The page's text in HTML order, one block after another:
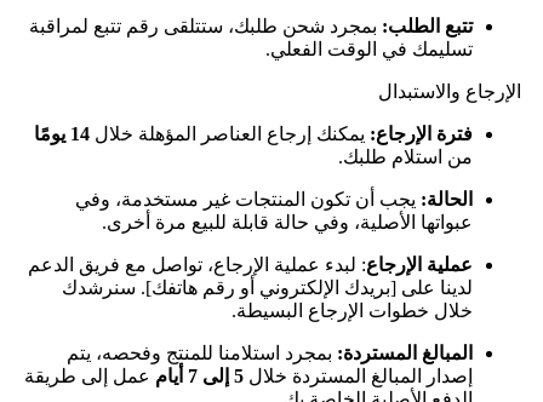
تتبع الطلب: بمجرد شحن طلبك، ستتلقى رقم تتبع لمراقبة
تسليمك في الوقت الفعلي.
الإرجاع والاستبدال
فترة الإرجاع: يمكنك إرجاع العناصر المؤهلة خلال
من استلام طلبك.
الحالة: يجب أن تكون المنتجات غير مستخدمة، وفي
عبواتها الأصلية، وفي حالة قابلة للبيع مرة أخرى.
عملية الإرجاع: لبدء عملية الإرجاع، تواصل مع فريق الدعم
لدينا على [بريدك الإلكتروني أو رقم هاتفك]. سنرشدك
خلال خطوات الإرجاع البسيطة.
المبالغ المستردة: بمجرد استلامنا للمنتج وفحصه، يتم
إصدار المبالغ المستردة خلال 5 إلى 7 أيام
عمل إلى طريقة